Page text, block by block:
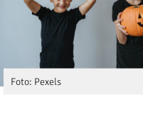
Foto: Pexels